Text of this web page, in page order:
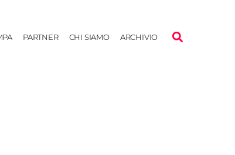
PARTNER CHI SIAMO ARCHIVIO